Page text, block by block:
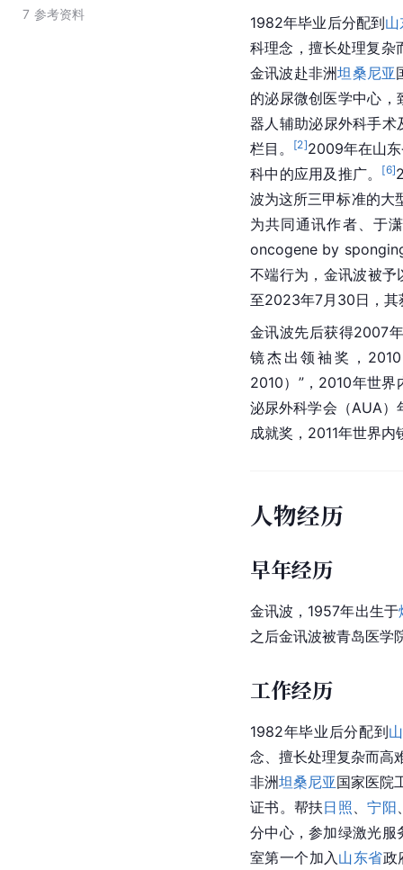
7 参考资料
1982年毕业后分配到
科理念，擅长处理复杂
金讯波赴非洲坦桑尼亚
的泌尿微创医学中心
器人辅助泌尿外科手术
栏目。
[2]2009年在山
科中的应用及推广。
[6]
波为这所三甲标准的大
为共同通讯作者、于
oncogene by
不端行为，金讯波被予
至2023年7月30日，其
金讯波先后获得2007
镜杰出领袖奖，
2010）”，2010年世
泌尿外科学会（AUA）
成就奖，2011年世界
人物经历
早年经历
金讯波，1957年出生于
之后金讯波被青岛医学
工作经历
1982年毕业后分配到
念、擅长处理复杂而高
非洲坦桑尼亚国家医院
证书。帮扶日照 、宁阳
分中心，参加绿激光服
室第一个加入 山东省政